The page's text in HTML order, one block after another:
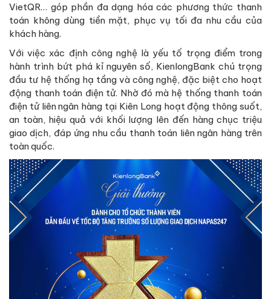
VietQR… góp phần đa dạng hóa các phương thức thanh
toán không dùng tiền mặt, phục vụ tối đa nhu cầu của
khách hàng.
Với việc xác định công nghệ là yếu tố trọng điểm trong
hành trình bứt phá kỉ nguyên số, KienlongBank chú trọng
đầu tư hệ thống hạ tầng và công nghệ, đặc biệt cho hoạt
động thanh toán điện tử. Nhờ đó mà hệ thống thanh toán
điện tử liên ngân hàng tại Kiên Long hoạt động thông suốt,
an toàn, hiệu quả với khối lượng lên đến hàng chục triệu
giao dịch, đáp ứng nhu cầu thanh toán liên ngân hàng trên
toàn quốc.